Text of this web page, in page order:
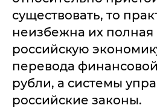
существовать, то
неизбежна их полная
российскую
перевода
рубли, а системы
российские законы.